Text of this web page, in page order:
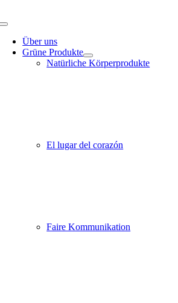
Inhalt
Toggle
NavigationÜber uns
Grüne Produkte
Natürliche Körperprodukte
El lugar del corazón
Faire Kommunikation